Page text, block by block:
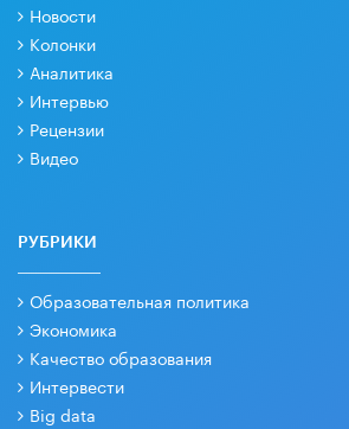
Новости
Колонки
Аналитика
Интервью
Рецензии
Видео
РУБРИКИ
Образовательная политика
Экономика
Качество образования
Интервести
Big data